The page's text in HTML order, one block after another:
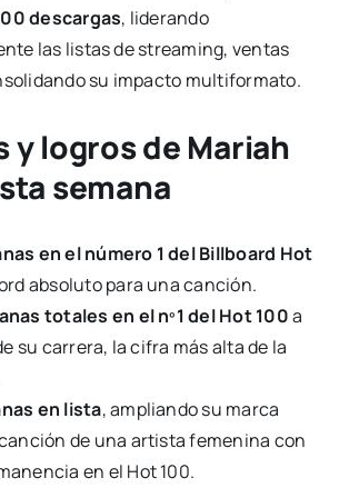
descargas, liderando
las listas de streaming, ventas
su impacto multiformato.
y logros de Mariah
semana
en el número 1 del Billboard Hot
absoluto para una canción.
totales en el nº1 del Hot 100a
su carrera, la cifra más alta de la
en lista, ampliando su marca
de una artista femenina con
en el Hot 100.